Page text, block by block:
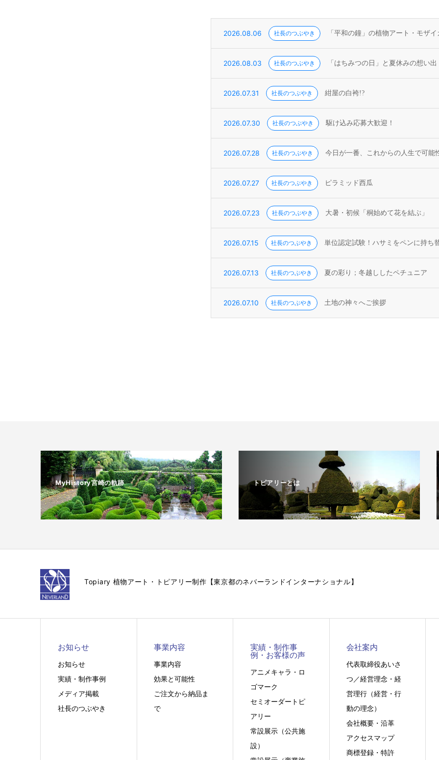
2026.08.06 社長のつぶやき 「平和の鐘」の植物アート・モザ
2026.08.03 社長のつぶやき 「はちみつの日」と夏休みの想い出
2026.07.31 社長のつぶやき 紺屋の白袴!?
2026.07.30 社長のつぶやき 駆け込み応募大歓迎！
2026.07.28 社長のつぶやき 今日が一番、これからの人生で可能
2026.07.27 社長のつぶやき ピラミッド西瓜
2026.07.23 社長のつぶやき 大暑・初候「桐始めて花を結ぶ」
2026.07.15 社長のつぶやき 単位認定試験！ハサミをペンに持ち
2026.07.13 社長のつぶやき 夏の彩り；冬越ししたペチュニア
2026.07.10 社長のつぶやき 土地の神々へご挨拶
MyHistory宮崎の軌跡 トピアリーとは
Topiary 植物アート・トピアリー制作【東京都のネバーランドインターナショナル】
お知らせ
お知らせ
実績・制作事例
メディア掲載
社長のつぶやき
事業内容
事業内容
効果と可能性
ご注文から納品ま
で
実績・制作事
例・お客様の声
アニメキャラ・ロ
ゴマーク
セミオーダートピ
アリー
常設展示（公共施
設）
会社案内
代表取締役あいさ
つ／経営理念・経
営理行（経営・行
動の理念）
会社概要・沿革
アクセスマップ
商標登録・特許